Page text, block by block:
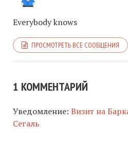
Everybody knows
ПРОСМОТРЕТЬ ВСЕ СООБЩЕНИЯ
1 КОММЕНТАРИЙ
Уведомление: Визит на
Сегаль